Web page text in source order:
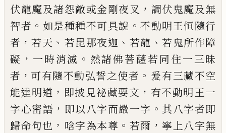
伏龍魔及諸怨敵或金剛夜叉 ， 調伏鬼魔及無
智者 。 如是種種不可具說 。 不動明王恒隨行
者 ， 若天 、 若毘那夜迦 、 若龍 、 若鬼所作障
礙 ， 一時消滅 。 然諸佛菩薩若同住一三昧
者 ， 可有隨不動弘誓之使者 。 爰有三藏不空
能達明道 ， 即披見祕藏要文 ， 有不動明王一
字心密語 ， 即以八字而嚴一字 。 其八字者即
歸命句也 ， 唅字為本尊 。 若爾 ， 寧上八字無